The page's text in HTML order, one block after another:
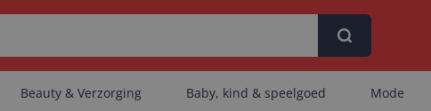
Beauty & Verzorging Baby, kind & speelgoed Mode